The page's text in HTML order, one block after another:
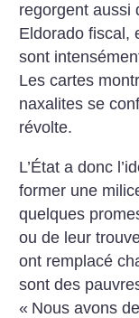
regorgent aussi
Eldorado fiscal,
sont
Les cartes
naxalites se
révolte.
L’État a donc
former une
quelques
ou de leur
ont remplacé
sont des
« Nous avons